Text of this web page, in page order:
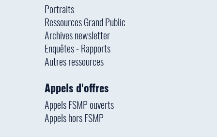
Portraits
Ressources Grand Public
Archives newsletter
Enquêtes - Rapports
Autres ressources
Appels d'offres
Appels FSMP ouverts
Appels hors FSMP